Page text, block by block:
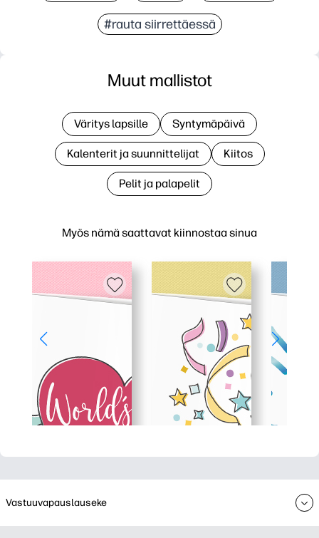
#rauta siirrettäessä
Myös nämä saattavat kiinnostaa sinua
Muut mallistot
Väritys lapsille Syntymäpäivä
Kalenterit ja suunnittelijat Kiitos
Pelit ja palapelit
Vastuuvapauslauseke